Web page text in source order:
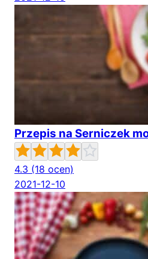
Przepis na Serniczek
4.3 (18 ocen)
2021-12-10